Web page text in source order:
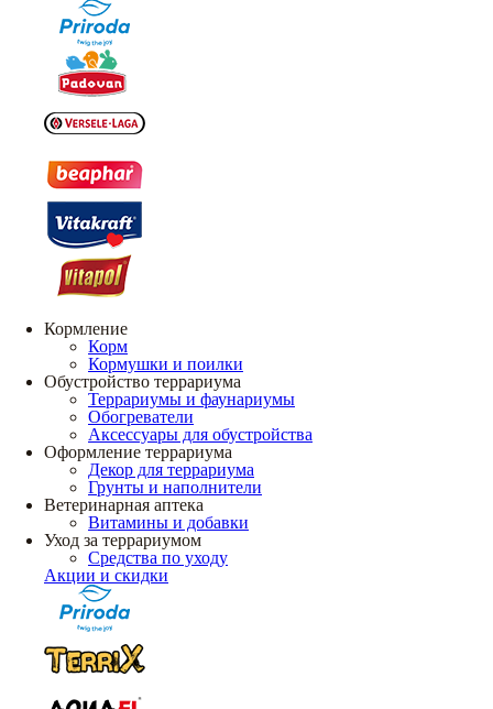
Кормление
Корм
Кормушки и поилки
Обустройство террариума
Террариумы и фаунариумы
Обогреватели
Аксессуары для обустройства
Оформление террариума
Декор для террариума
Грунты и наполнители
Ветеринарная аптека
Витамины и добавки
Уход за террариумом
Средства по уходу
Акции и скидки